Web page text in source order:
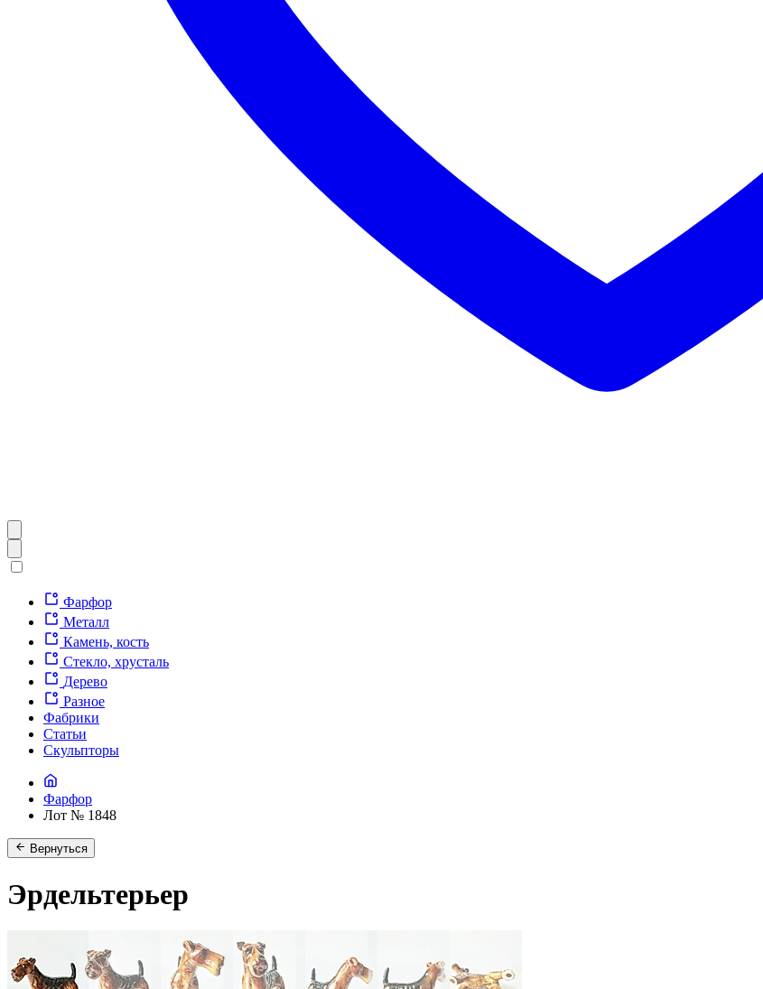
Фарфор
Металл
Камень, кость
Стекло, хрусталь
Дерево
Разное
Фабрики
Статьи
Скульпторы
Фарфор
Лот № 1848
Вернуться
Эрдельтерьер